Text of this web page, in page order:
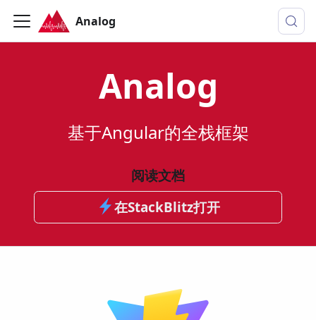
Analog
Analog
基于Angular的全栈框架
阅读文档
在StackBlitz打开